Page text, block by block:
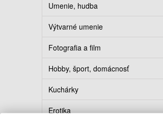
Umenie, hudba
Výtvarné umenie
Fotografia a film
Hobby, šport, domácnosť
Kuchárky
Erotika